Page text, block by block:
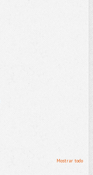
Mostrar todo